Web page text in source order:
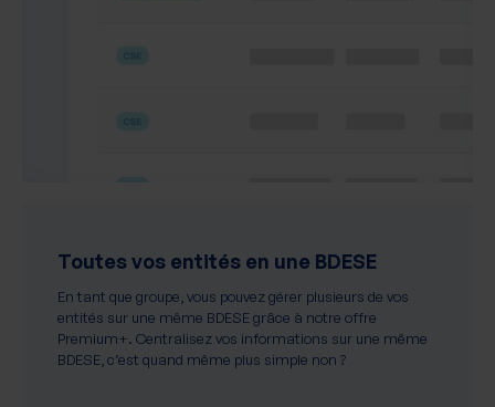
Toutes vos entités en une BDESE
En tant que groupe, vous pouvez gérer plusieurs de vos
entités sur une même BDESE grâce à notre offre
Premium+. Centralisez vos informations sur une même
BDESE, c’est quand même plus simple non ?